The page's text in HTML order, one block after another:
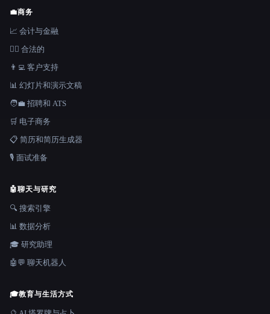
💼商务
📈 会计与金融
👩‍⚖️ 合法的
👨‍💻 客户支持
📊 幻灯片和演示文稿
🧑‍💼 招聘和 ATS
🛒 电子商务
📋 简历和简历生成器
🎙️ 面试准备
🤖聊天与研究
🔍 搜索引擎
📊 数据分析
🎓 研究助理
🤖💬 聊天机器人
🎓教育与生活方式